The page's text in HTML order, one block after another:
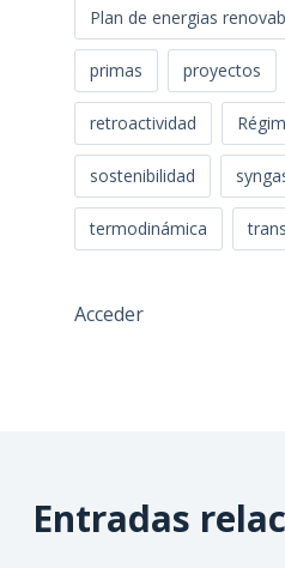
Plan de energias
primas proyectos
retroactividad
sostenibilidad
termodinámica
Acceder
Entradas